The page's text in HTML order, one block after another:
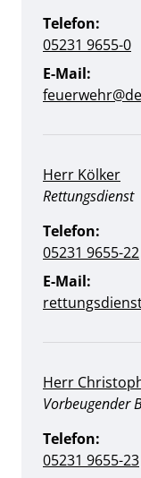
Telefon:
05231 9655-0
E-Mail:
Herr Kölker
Position:
Rettungsdienst
Telefon:
05231 9655-22
E-Mail:
Herr
Position:
Vorbeugender
Telefon:
05231 9655-23